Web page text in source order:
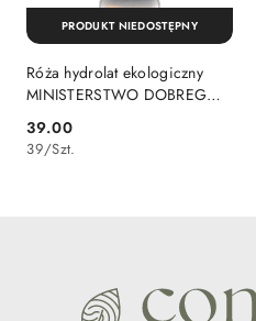
Róża hydrolat ekologiczny
MINISTERSTWO DOBREGO
Cena:
39.00
39/Szt.
PRODUKT NIEDOSTĘPNY